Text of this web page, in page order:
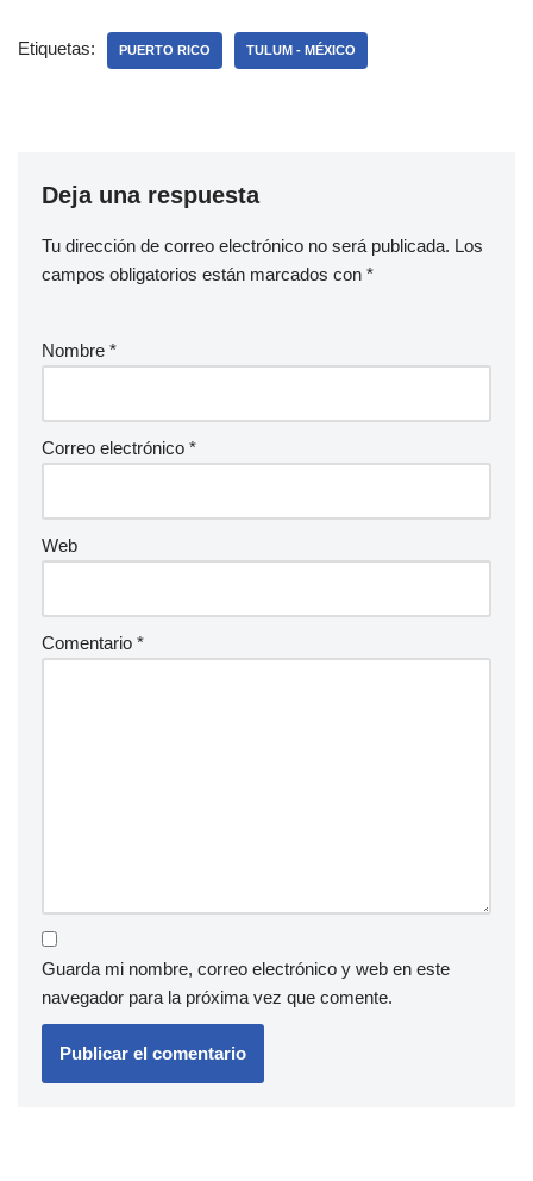
Etiquetas: PUERTO RICO TULUM - MÉXICO
Deja una respuesta
Tu dirección de correo electrónico no será publicada. Los
campos obligatorios están marcados con *
Nombre *
Correo electrónico *
Web
Comentario *
Guarda mi nombre, correo electrónico y web en este
navegador para la próxima vez que comente.